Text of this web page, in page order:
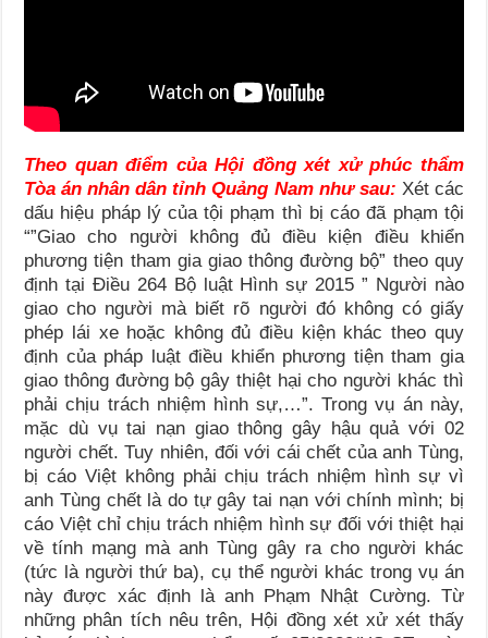
Theo quan điểm của Hội đồng xét xử phúc thẩm
Tòa án nhân dân tỉnh Quảng Nam như sau: Xét các
dấu hiệu pháp lý của tội phạm thì bị cáo đã phạm tội
“”Giao cho người không đủ điều kiện điều khiển
phương tiện tham gia giao thông đường bộ” theo quy
định tại Điều 264 Bộ luật Hình sự 2015 ” Người nào
giao cho người mà biết rõ người đó không có giấy
phép lái xe hoặc không đủ điều kiện khác theo quy
định của pháp luật điều khiển phương tiện tham gia
giao thông đường bộ gây thiệt hại cho người khác thì
phải chịu trách nhiệm hình sự,…”. Trong vụ án này,
mặc dù vụ tai nạn giao thông gây hậu quả với 02
người chết. Tuy nhiên, đối với cái chết của anh Tùng,
bị cáo Việt không phải chịu trách nhiệm hình sự vì
anh Tùng chết là do tự gây tai nạn với chính mình; bị
cáo Việt chỉ chịu trách nhiệm hình sự đối với thiệt hại
về tính mạng mà anh Tùng gây ra cho người khác
(tức là người thứ ba), cụ thể người khác trong vụ án
này được xác định là anh Phạm Nhật Cường. Từ
những phân tích nêu trên, Hội đồng xét xử xét thấy